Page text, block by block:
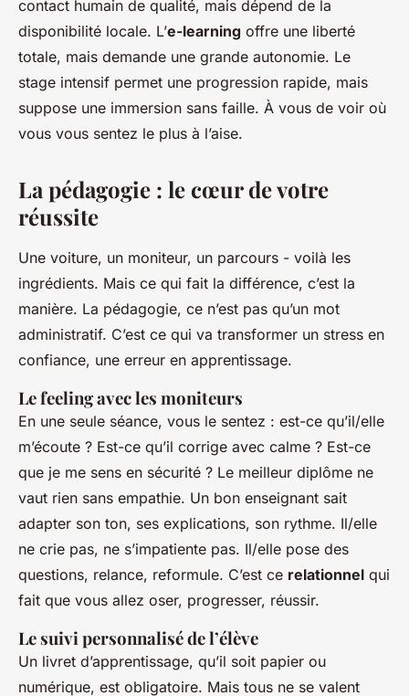
contact humain de qualité, mais dépend de la
disponibilité locale. L’e-learning offre une liberté
totale, mais demande une grande autonomie. Le
stage intensif permet une progression rapide, mais
suppose une immersion sans faille. À vous de voir où
vous vous sentez le plus à l’aise.
La pédagogie : le cœur de votre
réussite
Une voiture, un moniteur, un parcours - voilà les
ingrédients. Mais ce qui fait la différence, c’est la
manière. La pédagogie, ce n’est pas qu’un mot
administratif. C’est ce qui va transformer un stress en
confiance, une erreur en apprentissage.
Le feeling avec les moniteurs
En une seule séance, vous le sentez : est-ce qu’il/elle
m’écoute ? Est-ce qu’il corrige avec calme ? Est-ce
que je me sens en sécurité ? Le meilleur diplôme ne
vaut rien sans empathie. Un bon enseignant sait
adapter son ton, ses explications, son rythme. Il/elle
ne crie pas, ne s’impatiente pas. Il/elle pose des
questions, relance, reformule. C’est ce relationnel qui
fait que vous allez oser, progresser, réussir.
Le suivi personnalisé de l’élève
Un livret d’apprentissage, qu’il soit papier ou
numérique, est obligatoire. Mais tous ne se valent